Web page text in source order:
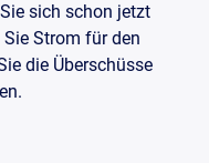
sich schon jetzt
Strom für den
die Überschüsse